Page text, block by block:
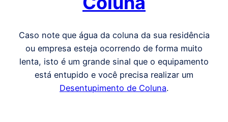
Caso note que água da coluna da sua residência
ou empresa esteja ocorrendo de forma muito
lenta, isto é um grande sinal que o equipamento
está entupido e você precisa realizar um
Desentupimento de Coluna.